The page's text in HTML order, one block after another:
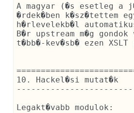
A magyar (�s esetleg a
�rdek�ben k�sz�tettem
h�rlevelekb�l
B�r upstream m�g
t�bb�-kev�sb� ezen
10. Hackel�si mutat�k
Legakt�vabb modulok: